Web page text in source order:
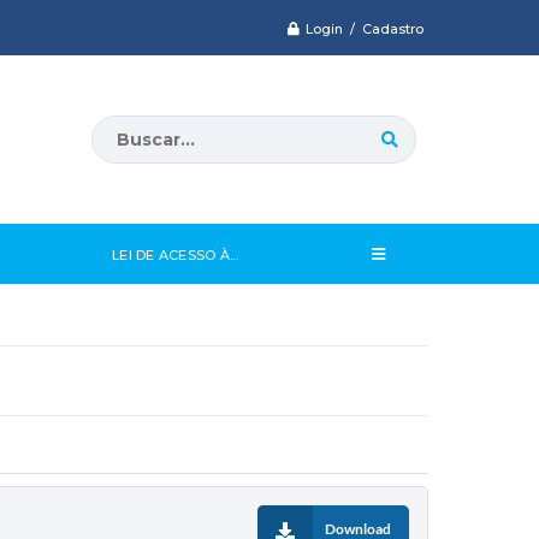
Login / Cadastro
LEI DE ACESSO À...
Download